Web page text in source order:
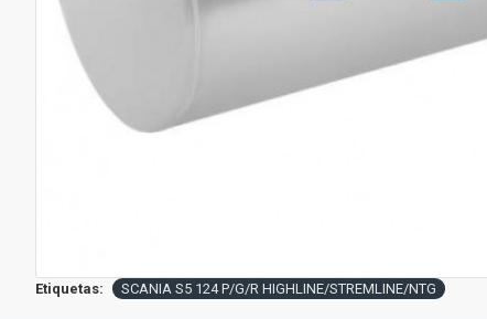
Etiquetas: SCANIA S5 124 P/G/R HIGHLINE/STREMLINE/NTG